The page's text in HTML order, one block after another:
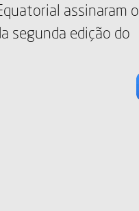
quinta-feira (8), no